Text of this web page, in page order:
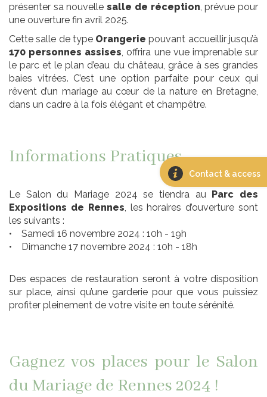
Contact & access
présenter sa nouvelle salle de réception, prévue pour
une ouverture fin avril 2025.
Cette salle de typeOrangerie pouvant accueillir jusqu’à
170 personnes assises, offrira une vue imprenable sur
le parc et le plan d’eau du château, grâce à ses grandes
baies vitrées. C’est une option parfaite pour ceux qui
rêvent d’un mariage au cœur de la nature en Bretagne,
dans un cadre à la fois élégant et champêtre.
Informations Pratiques
Le Salon du Mariage 2024 se tiendra au Parc des
Expositions de Rennes, les horaires d’ouverture sont
les suivants :
• Samedi 16 novembre 2024 : 10h - 19h
• Dimanche 17 novembre 2024 : 10h - 18h
Des espaces de restauration seront à votre disposition
sur place, ainsi qu’une garderie pour que vous puissiez
profiter pleinement de votre visite en toute sérénité.
Gagnez vos places pour le Salon
du Mariage de Rennes 2024 !